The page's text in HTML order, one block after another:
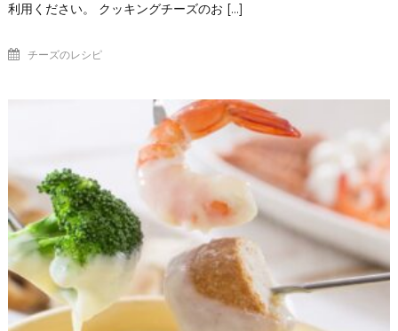
利用ください。 クッキングチーズのお […]
チーズのレシピ